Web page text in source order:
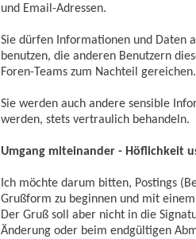
und Email-Adressen.
Sie dürfen Informationen und Daten
benutzen, die anderen Benutzern
Foren-Teams zum Nachteil gereichen.
Sie werden auch andere sensible
werden, stets vertraulich behandeln.
Umgang miteinander - Höflichkeit
Ich möchte darum bitten, Postings
Grußform zu beginnen und mit
Der Gruß soll aber nicht in die
Änderung oder beim endgültigen